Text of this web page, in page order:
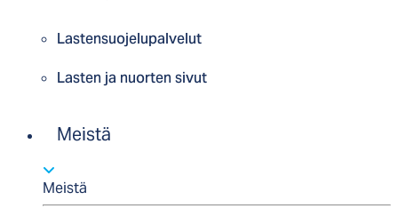
Lastensuojelupalvelut
Lasten ja nuorten sivut
Meistä
Meistä